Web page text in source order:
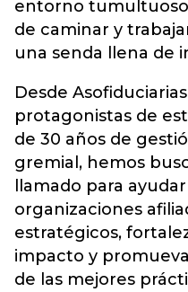
entorno
de caminar y
una senda llena de
Desde
protagonistas de
de 30 años de
gremial, hemos
llamado para
organizaciones
estratégicos,
impacto y
de las mejores